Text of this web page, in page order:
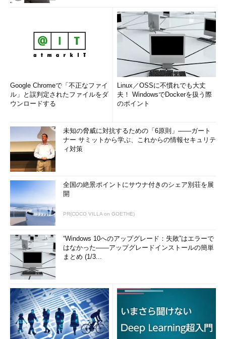
Google Chromeで「不正なファイ
ル」と誤判定されたファイルをダ
ウンロードする
Linux／OSSに不慣れでも大丈
夫！ WindowsでDockerを扱う際
のポイント
未知の脅威に対抗するための「6原則」――ガート
ナー サミットから学ぶ、これからの情報セキュリテ
ィ対策
全国の絶景ポイントにサウナ付きのシェア別荘を展
開
PR(COCO VILLA on GOETHE)
“Windows 10へのアップグレード：失敗”はエラーで
はなかった――アップグレードインストールの簡単
まとめ (1/3...